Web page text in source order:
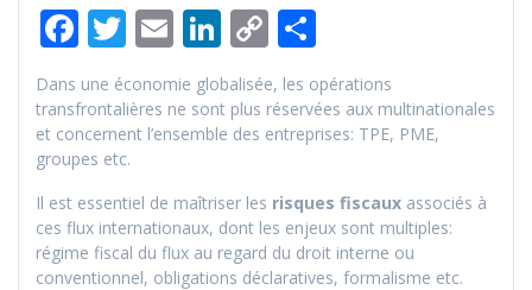
F
e
b
o
o
k
T
itt
er
E
m
ai
l
Li
n
k
e
n
C
o
p
y
n
k
ar
ta
g
Dans une économie globalisée, les opérations
transfrontalières ne sont plus réservées aux multinationales
et concernent l’ensemble des entreprises: TPE, PME,
groupes etc.
Il est essentiel de maîtriser les risques fiscaux associés à
ces flux internationaux, dont les enjeux sont multiples:
régime fiscal du flux au regard du droit interne ou
conventionnel, obligations déclaratives, formalisme etc.